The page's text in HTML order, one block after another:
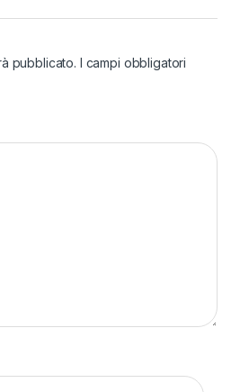
pubblicato. I campi obbligatori